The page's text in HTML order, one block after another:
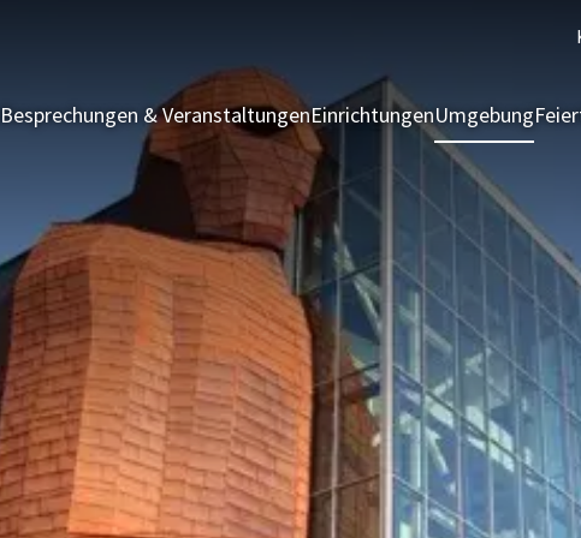
Besprechungen & VeranstaltungenEinrichtungenUmgebung